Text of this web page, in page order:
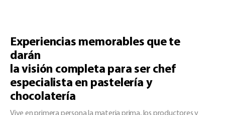
Experiencias memorables que te
darán
la visión completa para ser chef
especialista en pastelería y
chocolatería